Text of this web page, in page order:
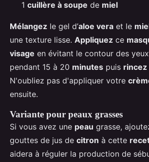
1 cuillère à soupe de miel
Mélangez le gel d’aloe vera et le
une texture lisse. Appliquez ce
visage en évitant le contour des
pendant 15 à 20 minutes puis rincez
N'oubliez pas d'appliquer votre
ensuite.
Variante pour peaux grasses
Si vous avez une peau grasse,
gouttes de jus de citron à cette
aidera à réguler la production de